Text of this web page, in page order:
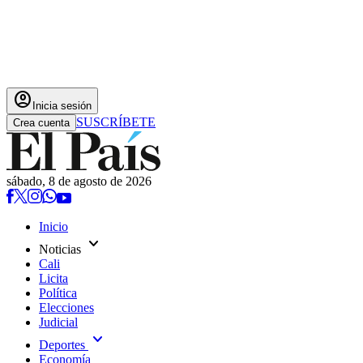
account_circle Inicia sesión
Crea cuenta SUSCRÍBETE
sábado, 8 de agosto de 2026
Inicio
Noticias expand_more
Cali
Licita
Política
Elecciones
Judicial
Deportes expand_more
Economía